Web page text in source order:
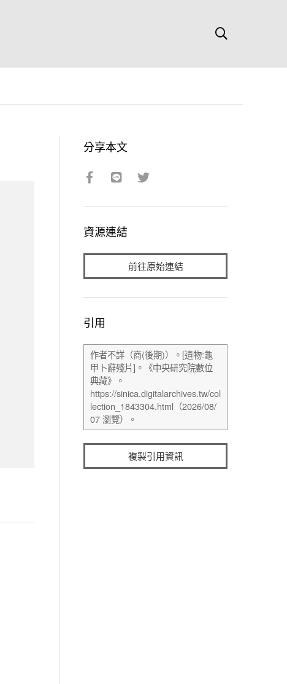
分享本文
資源連結
前往原始連結
引用
複製引用資訊